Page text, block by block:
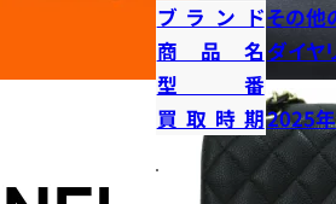
ブランドその他
商品名ダイヤ
型番
買取時期2025